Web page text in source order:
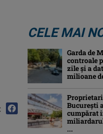
CELE MAI
Garda de
controale
zile și a
milioane
București
cumpărat
...